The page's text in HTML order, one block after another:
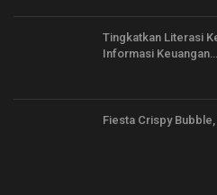
Tingkatkan Literasi
Informasi Keuangan…
Fiesta Crispy